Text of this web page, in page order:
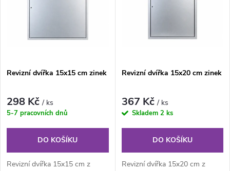
p
r
o
d
Abecedně
s
p
r
Revizní dvířka 15x15 cm zinek
298 Kč/ ks
5-7 pracovních dnů
DO KOŠÍKU
Revizní dvířka 15x15 cm z
Revizní dvířka 15x20 cm zinek
367 Kč/ ks
Skladem 2 ks
DO KOŠÍKU
Revizní dvířka 15x20 cm z